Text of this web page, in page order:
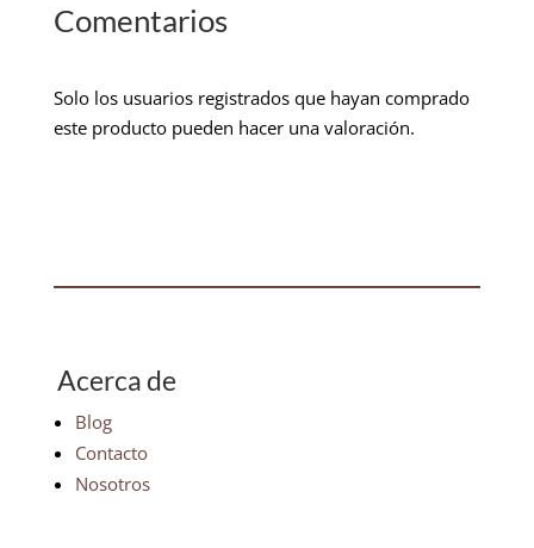
Comentarios
Solo los usuarios registrados que hayan comprado
este producto pueden hacer una valoración.
Acerca de
Blog
Contacto
Nosotros